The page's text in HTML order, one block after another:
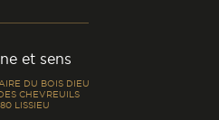
et sens
DU BOIS DIEU
CHEVREUILS
LISSIEU